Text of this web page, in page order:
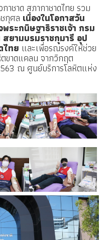
าชาด สภากาชาดไทย รวม
กุศล เนื่องในโอกาสวัน
ระกนิษฐาธิราชเจ้า กรม
ยามบรมราชกุมารี อุป
ไทย และเพื่อรณรงค์ให้ช่วย
ขาดแคลน จากวิกฤต
ณ ศูนย์บริการโลหิตแห่ง